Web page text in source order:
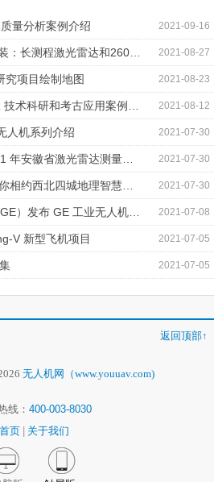
量分析案例介绍 2021-09-16
：长测程激光雷达和2600
2021-08-27
究项目绘制地图 2021-08-23
术科研和考古应用案例详
2021-08-12
人机系列介绍 2021-07-30
年安徽省激光雷达测量技
2021-07-30
相约西北四城地理智慧赋
2021-07-30
）发布 GE 工业无人机系
2021-07-08
V 新型飞机项目 2021-07-05
2021-07-05
返回顶部↑
无人机网（www.youuav.com)
线： 400-003-8030
首页
关于我们